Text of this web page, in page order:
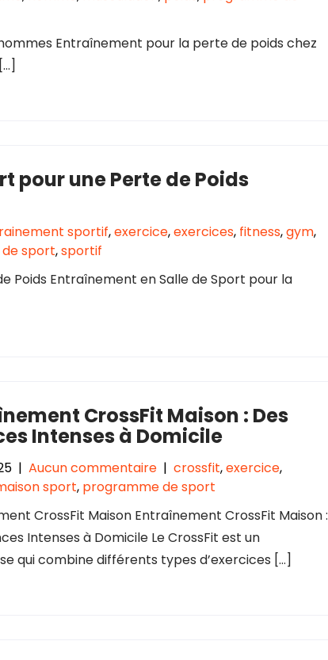
Entraînement pour la perte de poids chez
pour une Perte de Poids
sportif,exercice,exercices, fitness,gym,
sport,sportif
Poids Entraînement en Salle de Sport pour la
CrossFit Maison : Des
Intenses à Domicile
| Aucun commentaire | crossfit,exercice,
sport, programme de sport
CrossFit Maison Entraînement CrossFit Maison :
Intenses à Domicile Le CrossFit est un
qui combine différents types d’exercices […]